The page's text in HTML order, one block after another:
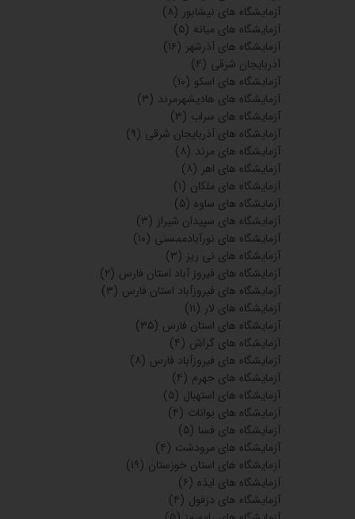
آزمایشگاه های نیشابور (۸)
آزمایشگاه های میانه (۵)
آزمایشگاه های آذرشهر (۱۶)
آذربایجان شرقی (۴)
آزمایشگاه های اسکو (۱۰)
آزمایشگاه های هادیشهرمرند (۳)
آزمایشگاه های سراب (۳)
آزمایشگاه های آذربایجان شرقی (۹)
آزمایشگاه های مرند (۸)
آزمایشگاه های اهر (۸)
آزمایشگاه های ملکان (۱)
آزمایشگاه های ساوه (۵)
آزمایشگاه های سپیدان شیراز (۳)
آزمایشگاه های نورآبادممسنی (۱۰)
آزمایشگاه های نی ریز (۳)
آزمایشگاه های فیروز آباد استان فارس (۲)
آزمایشگاه های فیروزآباد استان فارس (۳)
آزمایشگاه های لار (۱۱)
آزمایشگاه های استان فارس (۳۵)
آزمایشگاه های گراش (۴)
آزمایشگاه های فیروزآباد فارس (۸)
آزمایشگاه های جهرم (۴)
آزمایشگاه های استهبال (۵)
آزمایشگاه های بوانات (۴)
آزمایشگاه های فسا (۵)
آزمایشگاه های مرودشت (۴)
آزمایشگاه های استان خوزستان (۱۹)
آزمایشگاه های ایذه (۶)
آزمایشگاه های دزفول (۴)